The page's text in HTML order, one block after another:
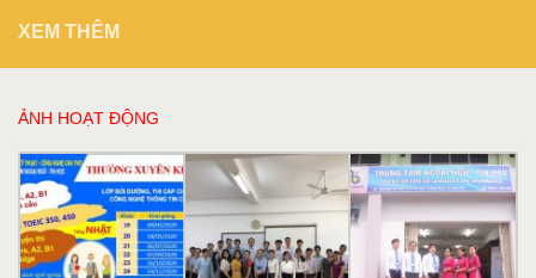
XEM THÊM
ẢNH HOẠT ĐỘNG